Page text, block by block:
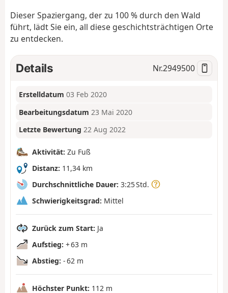
Dieser Spaziergang, der zu 100 % durch den Wald
führt, lädt Sie ein, all diese geschichtsträchtigen Orte
zu entdecken.
Details Nr.2949500
Erstelldatum 03 Feb 2020
Bearbeitungsdatum 23 Mai 2020
Letzte Bewertung 22 Aug 2022
Aktivität: Zu Fuß
Distanz: 11,34 km
Durchschnittliche Dauer: 3:25 Std.
Schwierigkeitsgrad: Mittel
Zurück zum Start: Ja
Aufstieg: + 63 m
Abstieg: - 62 m
Höchster Punkt: 112 m